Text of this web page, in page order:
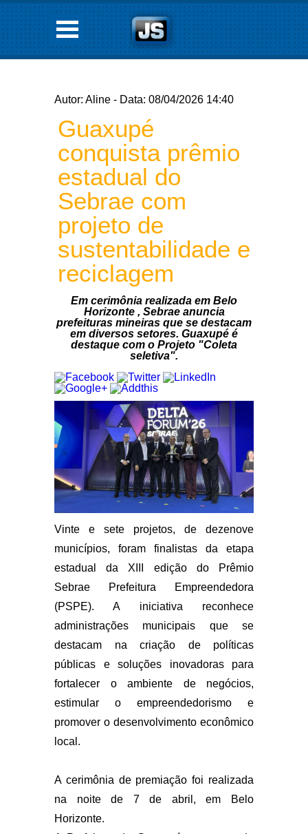
Autor: Aline - Data: 08/04/2026 14:40
Guaxupé
conquista prêmio
estadual do
Sebrae com
projeto de
sustentabilidade e
reciclagem
Em cerimônia realizada em Belo
Horizonte , Sebrae anuncia
prefeituras mineiras que se destacam
em diversos setores. Guaxupé é
destaque com o Projeto "Coleta
seletiva".
Vinte e sete projetos, de dezenove
municípios, foram finalistas da etapa
estadual da XIII edição do Prêmio
Sebrae Prefeitura Empreendedora
(PSPE). A iniciativa reconhece
administrações municipais que se
destacam na criação de políticas
públicas e soluções inovadoras para
fortalecer o ambiente de negócios,
estimular o empreendedorismo e
promover o desenvolvimento econômico
local.
A cerimônia de premiação foi realizada
na noite de 7 de abril, em Belo
Horizonte.